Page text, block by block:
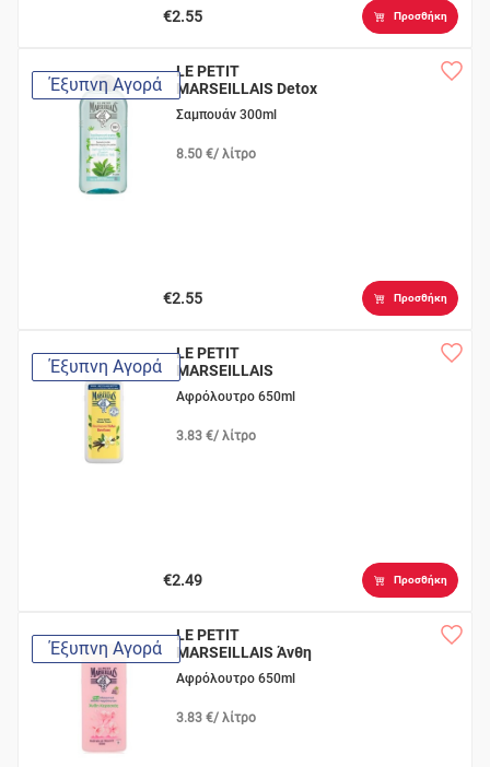
€2.55 Προσθήκη
Έξυπνη Αγορά
LE PETIT
MARSEILLAIS Detox
Βιολογικό Πράσινο
Τσάι
Σαμπουάν 300ml
8.50 €/ λίτρο
€2.55 Προσθήκη
Έξυπνη Αγορά
LE PETIT
MARSEILLAIS
Βιολογικό Γάλα
Βανίλιας
Αφρόλουτρο 650ml
3.83 €/ λίτρο
€2.49 Προσθήκη
Έξυπνη Αγορά
LE PETIT
MARSEILLAIS Άνθη
Κερασιάς
Αφρόλουτρο 650ml
3.83 €/ λίτρο